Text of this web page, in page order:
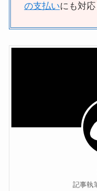
の支払いにも対応
記事執